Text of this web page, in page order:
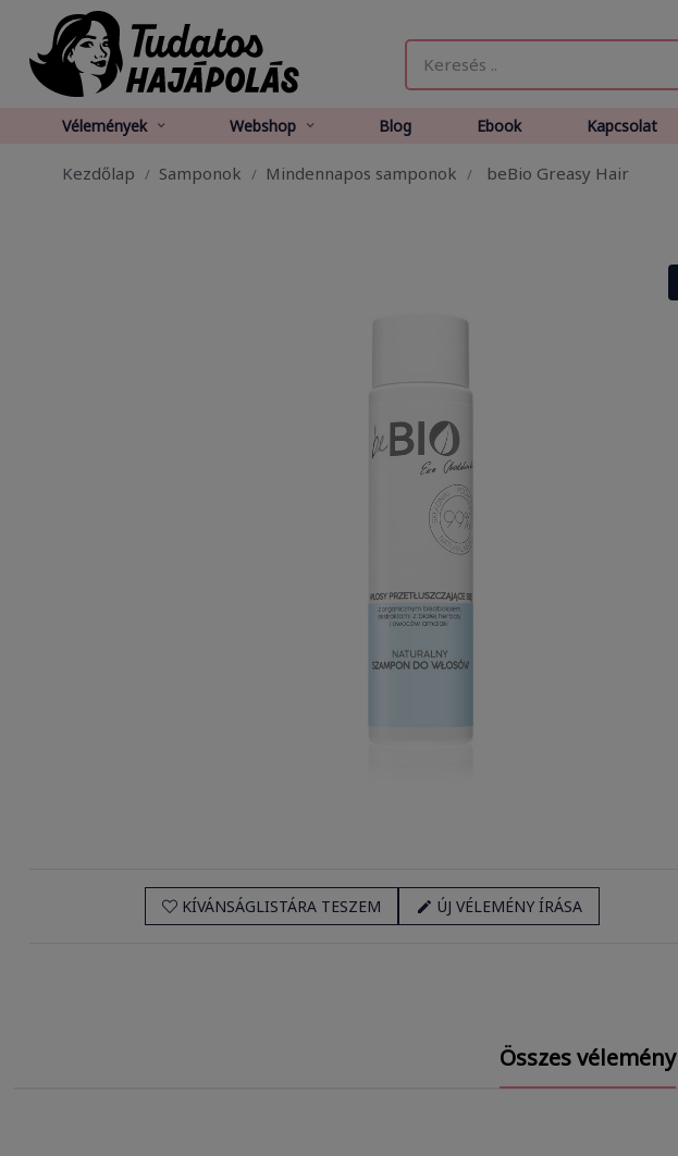
Vélemények Webshop Blog Ebook Kapcsolat
Kezdőlap Samponok Mindennapos samponok beBio Greasy Hair
KÍVÁNSÁGLISTÁRA TESZEM  ÚJ VÉLEMÉNY ÍRÁSA
Összes vélemény